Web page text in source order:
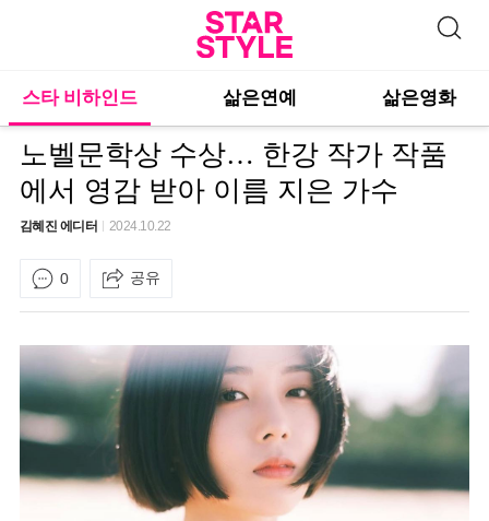
스타 비하인드 삶은연예 삶은영화
노벨문학상 수상… 한강 작가 작품
에서 영감 받아 이름 지은 가수
김혜진 에디터 2024.10.22
0 공유